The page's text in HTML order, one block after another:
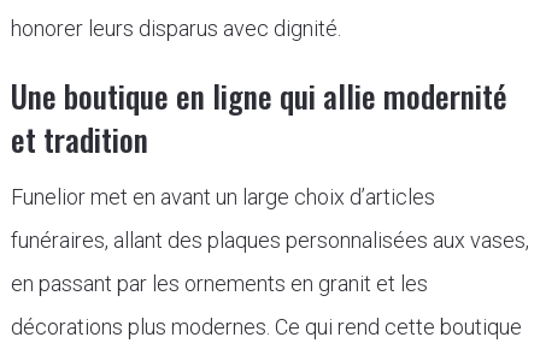
honorer leurs disparus avec dignité.
Une boutique en ligne qui allie modernité
et tradition
Funelior met en avant un large choix d’articles
funéraires, allant des plaques personnalisées aux vases,
en passant par les ornements en granit et les
décorations plus modernes. Ce qui rend cette boutique